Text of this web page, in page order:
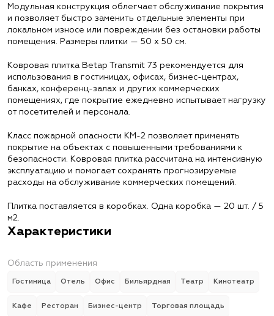
Модульная конструкция облегчает обслуживание покрытия
и позволяет быстро заменить отдельные элементы при
локальном износе или повреждении без остановки работы
помещения. Размеры плитки — 50 х 50 см.
Ковровая плитка Betap Transmit 73 рекомендуется для
использования в гостиницах, офисах, бизнес-центрах,
банках, конференц-залах и других коммерческих
помещениях, где покрытие ежедневно испытывает нагрузку
от посетителей и персонала.
Класс пожарной опасности КМ-2 позволяет применять
покрытие на объектах с повышенными требованиями к
безопасности. Ковровая плитка рассчитана на интенсивную
эксплуатацию и помогает сохранять прогнозируемые
расходы на обслуживание коммерческих помещений.
Плитка поставляется в коробках. Одна коробка — 20 шт. / 5
м2.
Характеристики
Область применения
Гостиница Отель Офис Бильярдная Театр Кинотеатр
Кафе Ресторан Бизнес-центр Торговая площадь